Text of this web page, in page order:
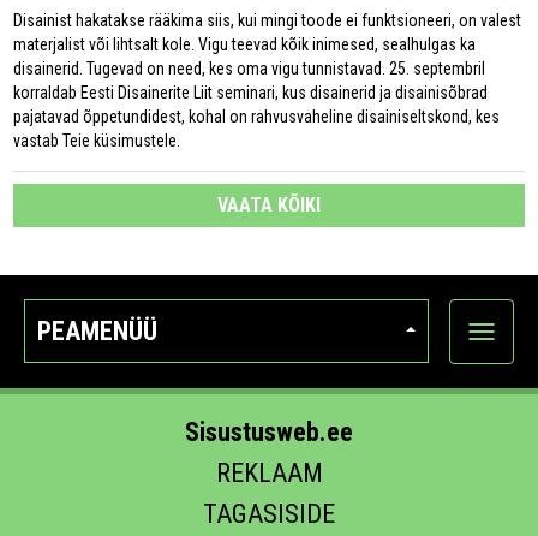
Disainist hakatakse rääkima siis, kui mingi toode ei funktsioneeri, on valest
materjalist või lihtsalt kole. Vigu teevad kõik inimesed, sealhulgas ka
disainerid. Tugevad on need, kes oma vigu tunnistavad. 25. septembril
korraldab Eesti Disainerite Liit seminari, kus disainerid ja disainisõbrad
pajatavad õppetundidest, kohal on rahvusvaheline disainiseltskond, kes
vastab Teie küsimustele.
VAATA KÕIKI
PEAMENÜÜ
Ava
Sisustusweb.ee
REKLAAM
TAGASISIDE